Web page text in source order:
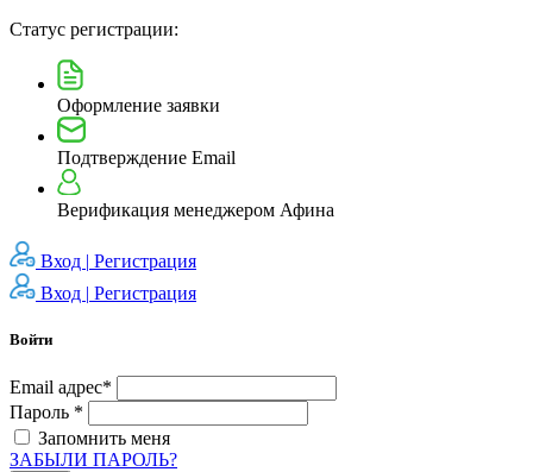
Статус регистрации:
Оформление заявки
Подтверждение Email
Верификация менеджером Афина
Вход | Регистрация
Вход | Регистрация
Войти
Email адрес*
Пароль *
Запомнить меня
ЗАБЫЛИ ПАРОЛЬ?